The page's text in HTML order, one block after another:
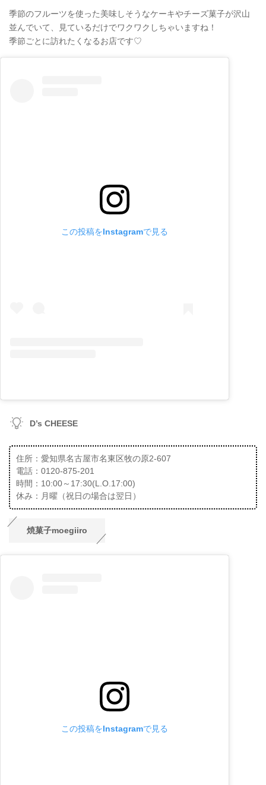
季節のフルーツを使った美味しそうなケーキやチーズ菓子が沢山
並んでいて、見ているだけでワクワクしちゃいますね！
季節ごとに訪れたくなるお店です♡
この投稿をInstagramで見る
D’s CHEESE
住所：愛知県名古屋市名東区牧の原2-607
電話：0120-875-201
時間：10:00～17:30(L.O.17:00)
休み：月曜（祝日の場合は翌日）
焼菓子moegiiro
この投稿をInstagramで見る